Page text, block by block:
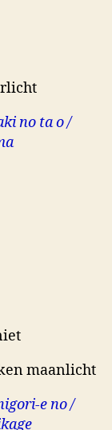
no ta o /
maanlicht
e no /